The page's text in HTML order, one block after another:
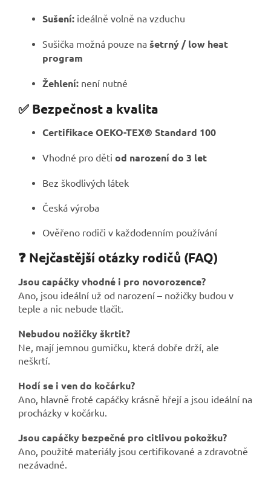
Sušení: ideálně volně na vzduchu
Sušička možná pouze na šetrný / low heat
program
Žehlení: není nutné
✅ Bezpečnost a kvalita
Certifikace OEKO-TEX® Standard 100
Vhodné pro děti od narození do 3 let
Bez škodlivých látek
Česká výroba
Ověřeno rodiči v každodenním používání
❓ Nejčastější otázky rodičů (FAQ)
Jsou capáčky vhodné i pro novorozence?
Ano, jsou ideální už od narození – nožičky budou v
teple a nic nebude tlačit.
Nebudou nožičky škrtit?
Ne, mají jemnou gumičku, která dobře drží, ale
neškrtí.
Hodí se i ven do kočárku?
Ano, hlavně froté capáčky krásně hřejí a jsou ideální na
procházky v kočárku.
Jsou capáčky bezpečné pro citlivou pokožku?
Ano, použité materiály jsou certifikované a zdravotně
nezávadné.